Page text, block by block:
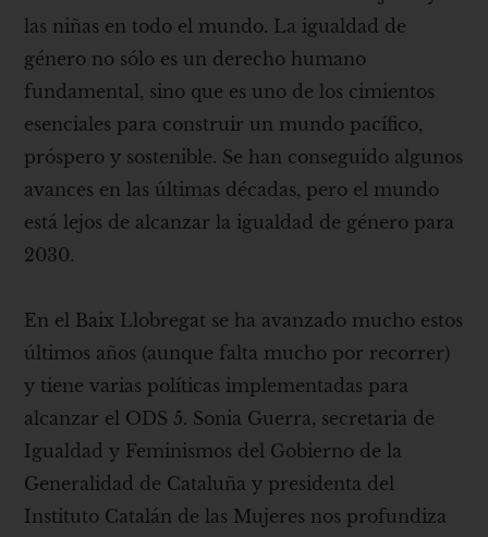
las niñas en todo el mundo. La igualdad de
género no sólo es un derecho humano
fundamental, sino que es uno de los cimientos
esenciales para construir un mundo pacífico,
próspero y sostenible. Se han conseguido algunos
avances en las últimas décadas, pero el mundo
está lejos de alcanzar la igualdad de género para
2030.
En el Baix Llobregat se ha avanzado mucho estos
últimos años (aunque falta mucho por recorrer)
y tiene varias políticas implementadas para
alcanzar el ODS 5. Sonia Guerra, secretaria de
Igualdad y Feminismos del Gobierno de la
Generalidad de Cataluña y presidenta del
Instituto Catalán de las Mujeres nos profundiza